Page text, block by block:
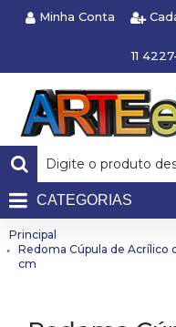
Minha Conta
11
CATEGORIAS
Principal
Redoma Cúpula de Acrílico
cm